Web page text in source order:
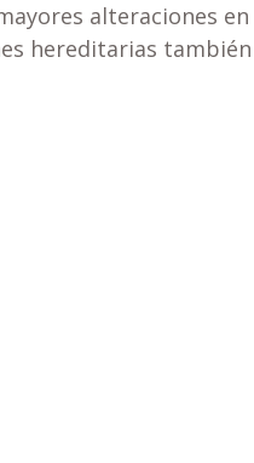
alteraciones en
hereditarias también